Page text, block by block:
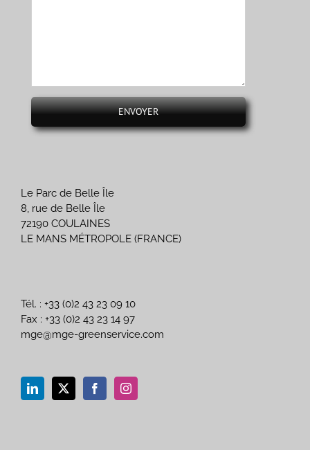
Le Parc de Belle Île
8, rue de Belle Île
72190 COULAINES
LE MANS MÉTROPOLE (FRANCE)
Tél. : +33 (0)2 43 23 09 10
Fax : +33 (0)2 43 23 14 97
mge@mge-greenservice.com